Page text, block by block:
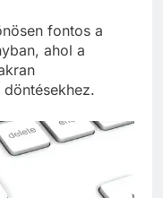
fontos a
ahol a